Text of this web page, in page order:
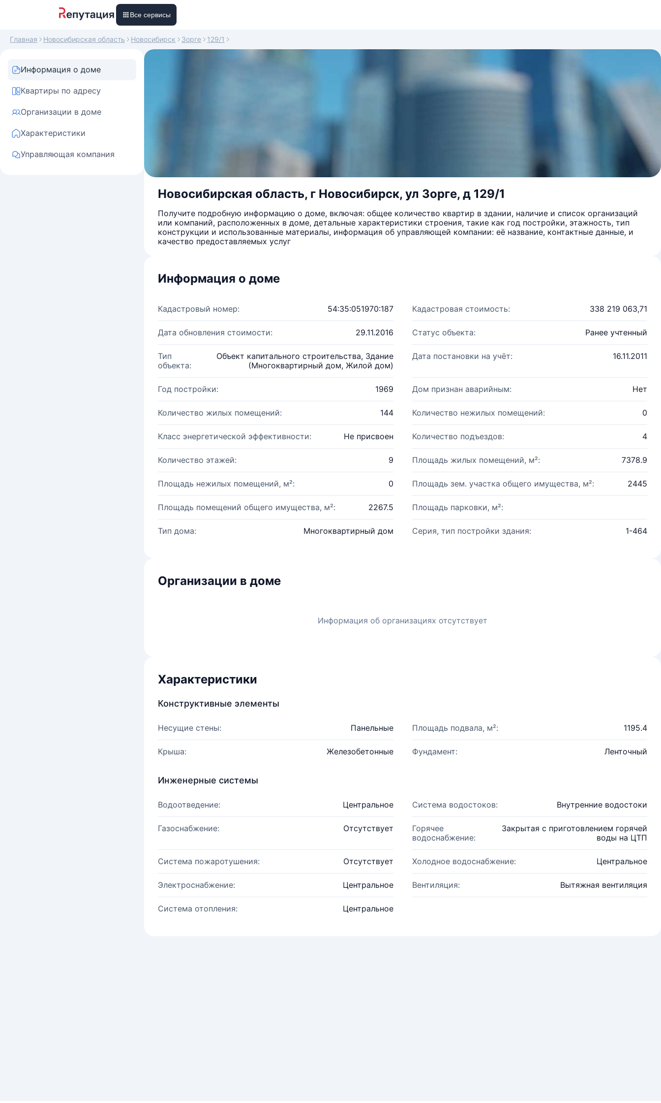
Все сервисы
Главная Новосибирская область Новосибирск Зорге 129/1
Информация о доме
Квартиры по адресу
Организации в доме
Характеристики
Управляющая компания
Новосибирская область, г Новосибирск, ул Зорге, д 129/1
Получите подробную информацию о доме, включая: общее количество квартир в здании, наличие и список организаций
или компаний, расположенных в доме, детальные характеристики строения, такие как год постройки, этажность, тип
конструкции и использованные материалы, информация об управляющей компании: её название, контактные данные, и
качество предоставляемых услуг
Информация о доме
Кадастровый номер: 54:35:051970:187 Кадастровая стоимость: 338 219 063,71
Дата обновления стоимости: 29.11.2016 Статус объекта: Ранее учтенный
Тип
объекта:
Объект капитального строительства, Здание
(Многоквартирный дом, Жилой дом)
Дата постановки на учёт: 16.11.2011
Год постройки: 1969 Дом признан аварийным: Нет
Количество жилых помещений: 144 Количество нежилых помещений: 0
Класс энергетической эффективности: Не присвоен Количество подъездов: 4
Количество этажей: 9 Площадь жилых помещений, м²: 7378.9
Площадь нежилых помещений, м²: 0 Площадь зем. участка общего имущества, м²: 2445
Площадь помещений общего имущества, м²: 2267.5 Площадь парковки, м²:
Тип дома: Многоквартирный дом Серия, тип постройки здания: 1-464
Организации в доме
Информация об организациях отсутствует
Характеристики
Конструктивные элементы
Несущие стены: Панельные Площадь подвала, м²: 1195.4
Крыша: Железобетонные Фундамент: Ленточный
Инженерные системы
Водоотведение: Центральное Система водостоков: Внутренние водостоки
Газоснабжение: Отсутствует
Горячее
водоснабжение:
Закрытая с приготовлением горячей
воды на ЦТП
Система пожаротушения: Отсутствует Холодное водоснабжение: Центральное
Электроснабжение: Центральное Вентиляция: Вытяжная вентиляция
Система отопления: Центральное